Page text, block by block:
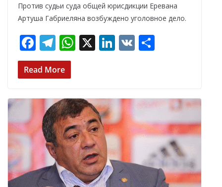
Против судьи суда общей юрисдикции Еревана
Артуша Габриеляна возбуждено уголовное дело.
F
ac
e
o
o
k
T
el
e
a
m
W
A
p
p
X Li
dI
n
V
а
в
и
т
ь
Read More